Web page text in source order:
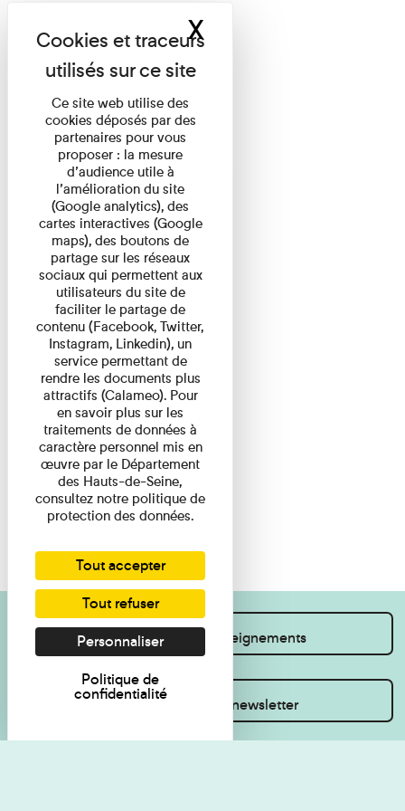
Je souhaite des renseignements
Inscrivez-vous à la newsletter
Ce site web utilise des
cookies déposés par des
partenaires pour vous
proposer : la mesure
d’audience utile à
l’amélioration du site
(Google analytics), des
cartes interactives (Google
maps), des boutons de
partage sur les réseaux
sociaux qui permettent aux
utilisateurs du site de
faciliter le partage de
contenu (Facebook, Twitter,
Instagram, Linkedin), un
service permettant de
rendre les documents plus
attractifs (Calameo). Pour
en savoir plus sur les
traitements de données à
caractère personnel mis en
œuvre par le Département
des Hauts-de-Seine,
consultez notre politique de
protection des données.
Tout accepter
Tout refuser
Personnaliser
Politique de
confidentialité
XMasquer le